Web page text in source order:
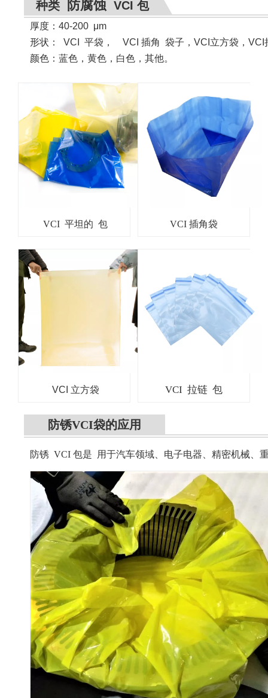
种类 防腐蚀 VCI 包
厚度：40-200 μm
形状 ： VCI 平袋， VCI 插角 袋子，VCI立方袋，VCI
颜色：蓝色，黄色，白色，其他。
VCI 平坦的 包 VCI 插角袋
VCI 立方袋 VCI 拉链 包
防锈VCI袋的应用
防锈 VCI 包是 用于汽车领域、电子电器、精密机械、